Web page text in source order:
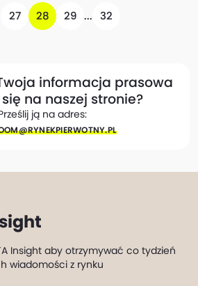
27 28 29 ... 32
informacja prasowa
na naszej stronie?
ją na adres:
Insight aby otrzymywać co tydzień
wiadomości z rynku